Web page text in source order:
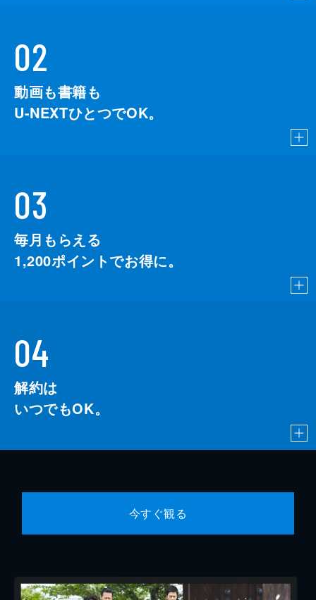
02
動画も書籍も
U-NEXTひとつでOK。
03
毎月もらえる
1,200ポイントでお得に。
04
解約は
いつでもOK。
今すぐ観る